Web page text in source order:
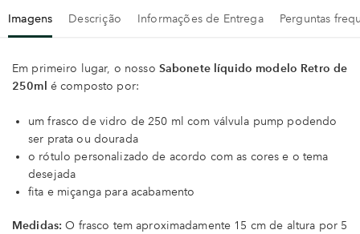
Imagens Descrição Informações de Entrega Perguntas
Em primeiro lugar, o nosso Sabonete líquido modelo Retro de
250ml é composto por:
um frasco de vidro de 250 ml com válvula pump podendo
ser prata ou dourada
o rótulo personalizado de acordo com as cores e o tema
desejada
fita e miçanga para acabamento
Medidas: O frasco tem aproximadamente 15 cm de altura por 5